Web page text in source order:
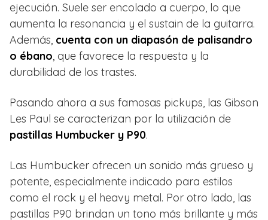
ejecución. Suele ser encolado a cuerpo, lo que
aumenta la resonancia y el sustain de la guitarra.
Además, cuenta con un diapasón de palisandro
o ébano , que favorece la respuesta y la
durabilidad de los trastes.
Pasando ahora a sus famosas pickups, las Gibson
Les Paul se caracterizan por la utilización de
pastillas Humbucker y P90.
Las Humbucker ofrecen un sonido más grueso y
potente, especialmente indicado para estilos
como el rock y el heavy metal. Por otro lado, las
pastillas P90 brindan un tono más brillante y más